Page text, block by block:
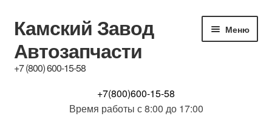
Перейти
к
навигации
Перейти
к
содержимому
Камский Завод
Автозапчасти
+7 (800) 600-15-58
Меню
+7(800)600-15-58
Время работы с 8:00 до 17:00